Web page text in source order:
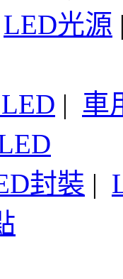
LED光源
| 車
封裝 |